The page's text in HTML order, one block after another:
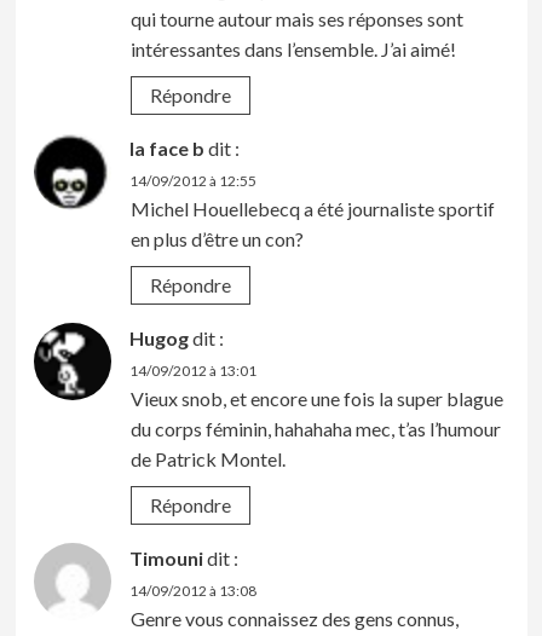
qui tourne autour mais ses réponses sont
intéressantes dans l’ensemble. J’ai aimé!
Répondre
la face b dit :
14/09/2012 à 12:55
Michel Houellebecq a été journaliste sportif
en plus d’être un con?
Répondre
Hugogdit :
14/09/2012 à 13:01
Vieux snob, et encore une fois la super blague
du corps féminin, hahahaha mec, t’as l’humour
de Patrick Montel.
Répondre
Timounidit :
14/09/2012 à 13:08
Genre vous connaissez des gens connus,